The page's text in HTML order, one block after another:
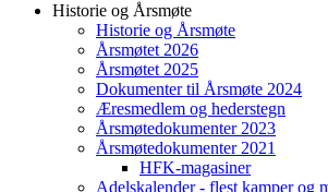
Historie og Årsmøte
Historie og Årsmøte
Årsmøtet 2026
Årsmøtet 2025
Dokumenter til Årsmøte 2024
Æresmedlem og hederstegn
Årsmøtedokumenter 2023
Årsmøtedokumenter 2021
HFK-magasiner
Adelskalender - flest kamper og